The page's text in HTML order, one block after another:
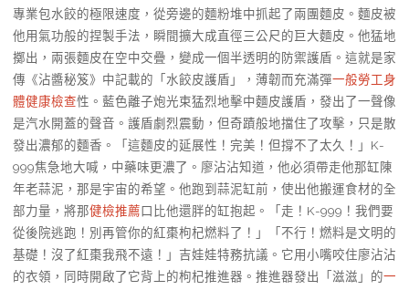
專業包水餃的極限速度，從旁邊的麵粉堆中抓起了兩團麵皮。麵皮被
他用氣功般的捏製手法，瞬間擴大成直徑三公尺的巨大麵皮。他猛地
擲出，兩張麵皮在空中交疊，變成一個半透明的防禦護盾。這就是家
傳《沾醬秘笈》中記載的「水餃皮護盾」，薄韌而充滿彈一般勞工身
體健康檢查性。藍色離子炮光束猛烈地擊中麵皮護盾，發出了一聲像
是汽水開蓋的聲音。護盾劇烈震動，但奇蹟般地擋住了攻擊，只是散
發出濃郁的麵香。「這麵皮的延展性！完美！但撐不了太久！」K-
999焦急地大喊，中藥味更濃了。廖沾沾知道，他必須帶走他那缸陳
年老蒜泥，那是宇宙的希望。他跑到蒜泥缸前，使出他搬運食材的全
部力量，將那健檢推薦口比他還胖的缸抱起。「走！K-999！我們要
從後院逃跑！別再管你的紅棗枸杞燃料了！」「不行！燃料是文明的
基礎！沒了紅棗我飛不遠！」吉娃娃特務抗議。它用小嘴咬住廖沾沾
的衣領，同時開啟了它背上的枸杞推進器。推進器發出「滋滋」的一